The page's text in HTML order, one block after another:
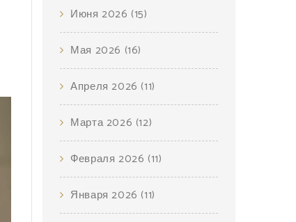
Июня 2026 (15)
Мая 2026 (16)
Апреля 2026 (11)
Марта 2026 (12)
Февраля 2026 (11)
Января 2026 (11)